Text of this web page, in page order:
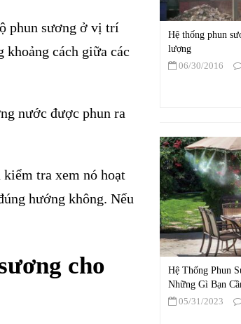
phun sương ở vị trí
khoảng cách giữa các
nước được phun ra
kiểm tra xem nó hoạt
hướng không. Nếu
cho
Hệ thống phun
lượng
06/30/2016
Hệ Thống Phun
Những Gì Bạn
05/31/2023